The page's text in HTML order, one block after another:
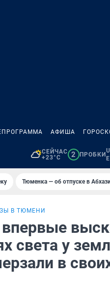
АФИША
СЕЙЧАС
+23°C
2 ПРОБКИ
Тюменка — об отпуске в
В ТЮМЕНИ
впервые
света у
в